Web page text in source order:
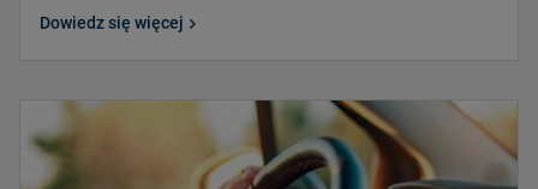
Dowiedz się więcej